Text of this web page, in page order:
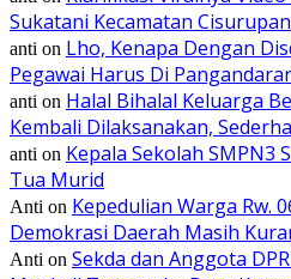
Sukatani Kecamatan Cisurupan
anti on Lho, Kenapa Dengan
Pegawai Harus Di
anti on Halal Bihalal Keluarga
Kembali Dilaksanakan,
anti on Kepala Sekolah SMPN3
Tua Murid
Anti on Kepedulian Warga Rw.
Demokrasi Daerah Masih
Anti on Sekda dan Anggota